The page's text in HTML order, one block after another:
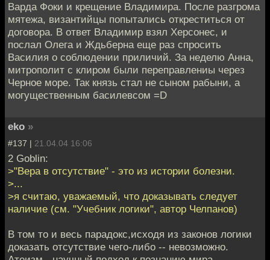
Варда Фоки и крещение Владимира. После разгрома
мятежа, византийцы попытались откреститься от
договора. В ответ Владимир взял Херсонес, и
послал Олега и Ждьберна еще раз спросить
Василия о соблюдении приличий. За неделю Анна,
митрополит с клиром были переправлениы через
Черное море. Так князь стал не сыном рабыни, а
могущественным басилевсом =D
eko »
#137 | 21.04.04 16:06
2 Goblin:
>"Вера в отсутствие" - это из истории болезни.
>...
>я считаю, уважаемый, что доказывать следует
наличие (см. "Учебник логики", автор Челпанов)
В том то и весь парадокс,исходя из законов логики
доказать отсутствие чего-либо -- невозможно.